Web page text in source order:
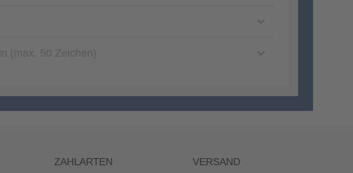
ZAHLARTEN VERSAND